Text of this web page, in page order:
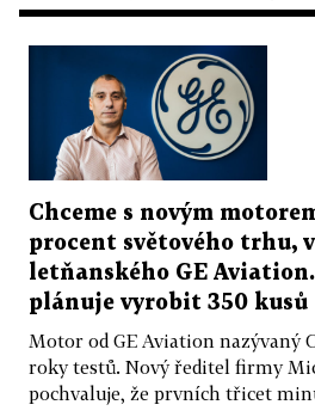
Chceme s novým
procent světového trhu,
letňanského GE
plánuje vyrobit 350 kusů
Motor od GE Aviation nazývaný
roky testů. Nový ředitel firmy
pochvaluje, že prvních třicet